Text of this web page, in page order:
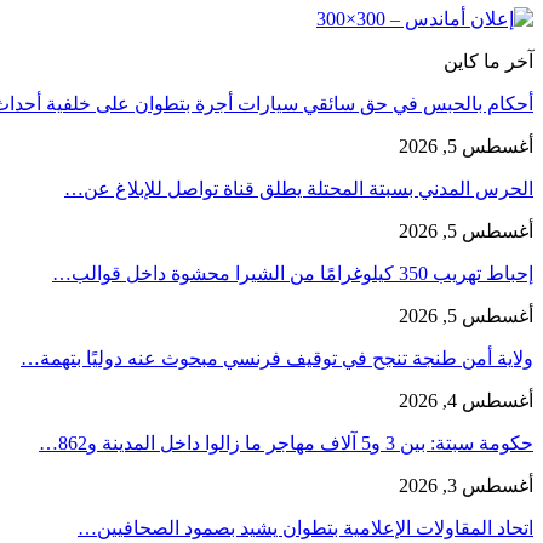
آخر ما كاين
أحكام بالحبس في حق سائقي سيارات أجرة بتطوان على خلفية
أغسطس 5, 2026
الحرس المدني بسبتة المحتلة يطلق قناة تواصل للإبلاغ عن…
أغسطس 5, 2026
إحباط تهريب 350 كيلوغرامًا من الشيرا محشوة داخل قوالب…
أغسطس 5, 2026
ولاية أمن طنجة تنجح في توقيف فرنسي مبحوث عنه دوليًا بتهمة…
أغسطس 4, 2026
حكومة سبتة: بين 3 و5 آلاف مهاجر ما زالوا داخل المدينة و862…
أغسطس 3, 2026
اتحاد المقاولات الإعلامية بتطوان يشيد بصمود الصحافيين…